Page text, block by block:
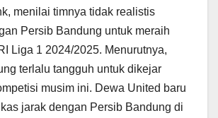
menilai timnya tidak realistis
Persib Bandung untuk meraih
Liga 1 2024/2025. Menurutnya,
terlalu tangguh untuk dikejar
musim ini. Dewa United baru
jarak dengan Persib Bandung di